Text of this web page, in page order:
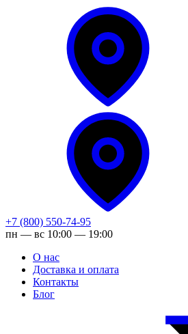
+7 (800) 550-74-95
пн — вс 10:00 — 19:00
О нас
Доставка и оплата
Контакты
Блог